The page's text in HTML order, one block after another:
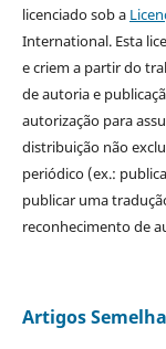
licenciado sob a
International. Esta
e criem a partir do
de autoria e
autorização para
distribuição não
periódico (ex.:
publicar uma
reconhecimento de
Artigos